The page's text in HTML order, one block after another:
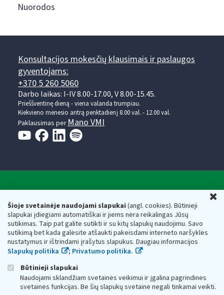
Šioje svetainėje naudojami slapukai(angl. cookies). Būtinieji
slapukai įdiegiami automatiškai ir jiems nėra reikalingas Jūsų
sutikimas. Taip pat galite sutikti ir su kitų slapukų naudojimu. Savo
sutikimą bet kada galėsite atšaukti pakeisdami interneto naršyklės
nustatymus ir ištrindami įrašytus slapukus. Daugiau informacijos
Slapukų politika
; Privatumo politika.
Būtinieji slapukai
Naudojami sklandžiam svetainės veikimui ir įgalina pagrindines
svetainės funkcijas. Be šių slapukų svetainė negali tinkamai veikti.
Nuorodos
Konsultacijos mokesčių klausimais ir paslaugos
gyventojams:
+370 5 260 5060
Darbo laikas: I-IV 8.00-17.00, V 8.00-15.45.
Prieššventinę dieną - viena valanda trumpiau.
Kiekvieno mėnesio antrą penktadienį 8.00 val. - 12.00 val.
Paklausimas per Mano VMI
Respublikos finansų ministerijos
Biudžetinė įstaiga. Juridinio asmens kodas — 188659752,
adresas: Vasario 16-osios g. 14, 01107 Vilnius, Lietuva, el.paštas:
vmi@vmi.lt, E. pristatymo dėžutės adresas 188659752
Duomenys apie Valstybinę mokesčių inspekciją prie Lietuvos
Respublikos finansų ministerijos kaupiami ir saugomi Juridinių